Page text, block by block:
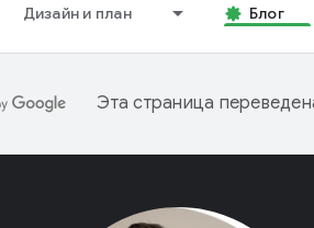
Дизайн и план Блог
Эта страница